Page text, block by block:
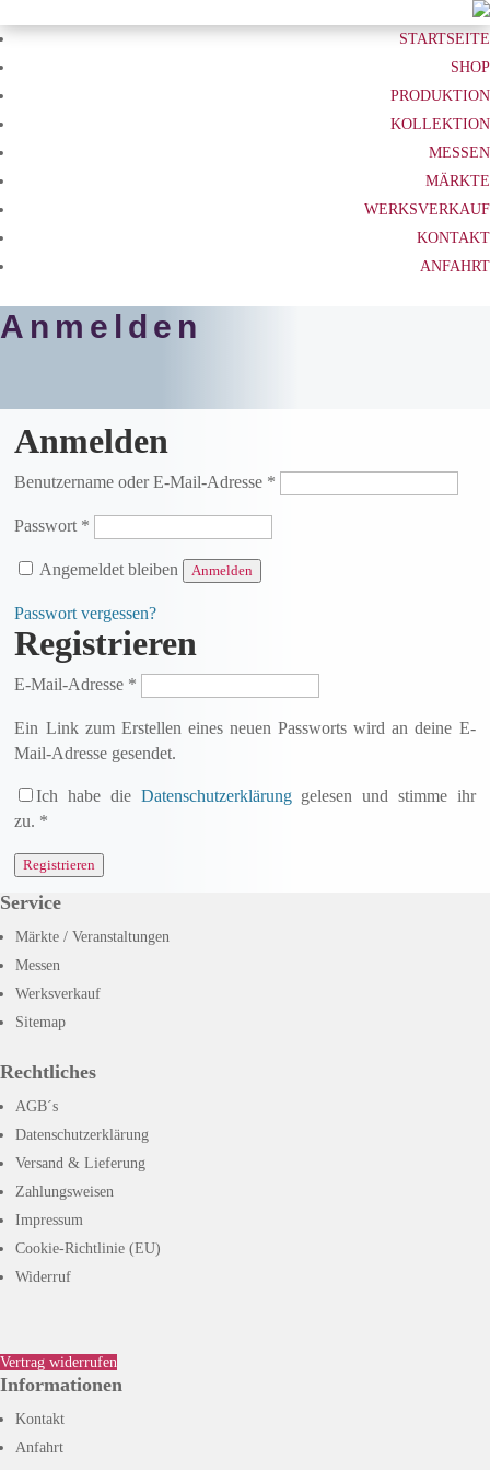
STARTSEITE
SHOP
PRODUKTION
KOLLEKTION
MESSEN
MÄRKTE
WERKSVERKAUF
KONTAKT
ANFAHRT
Anmelden
Anmelden
Benutzername oder E-Mail-Adresse *
Passwort *
Angemeldet bleiben Anmelden
Passwort vergessen?
Registrieren
E-Mail-Adresse *
Ein Link zum Erstellen eines neuen Passworts wird an deine E-
Mail-Adresse gesendet.
Ich habe die Datenschutzerklärunggelesen und stimme ihr
zu. *
Registrieren
Service
Märkte / Veranstaltungen
Messen
Werksverkauf
Sitemap
Rechtliches
AGB´s
Datenschutzerklärung
Versand & Lieferung
Zahlungsweisen
Impressum
Cookie-Richtlinie (EU)
Widerruf
Vertrag widerrufen
Informationen
Kontakt
Anfahrt